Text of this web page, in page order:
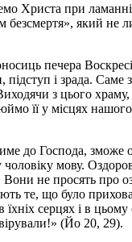
Христа при
який не
печера
і зрада.
з цього
її у місцях
до Господа, зможе
мову.
не просять
те, що було
серцях і в
(Йо 20, 29).